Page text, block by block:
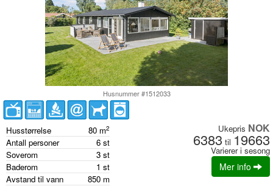
Husnummer #1512033
Husstørrelse 80 m2
Antall personer 6 st
Soverom
3 st
Baderom
1 st
Avstand til vann
850 m
Ukepris NOK
6383 til 19663
Varierer i sesong
Mer info